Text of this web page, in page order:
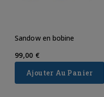
Sandow en bobine
99,00 €
Ajouter Au Panier